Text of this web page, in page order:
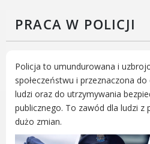
Wydarzenia
WYBORY
MIASTO LUBOŃ
PRACA W POLICJI
Policja to umundurowana i
społeczeństwu i przeznaczona
ludzi oraz do utrzymywania
publicznego. To zawód dla ludzi z
dużo zmian.